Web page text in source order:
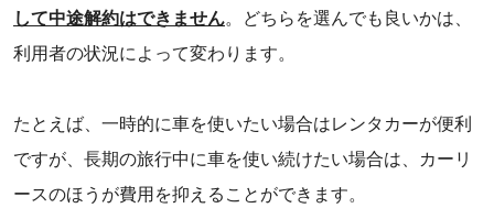
して中途解約はできません。どちらを選んでも良いかは、
利用者の状況によって変わります。
たとえば、一時的に車を使いたい場合はレンタカーが便利
ですが、長期の旅行中に車を使い続けたい場合は、カーリ
ースのほうが費用を抑えることができます。